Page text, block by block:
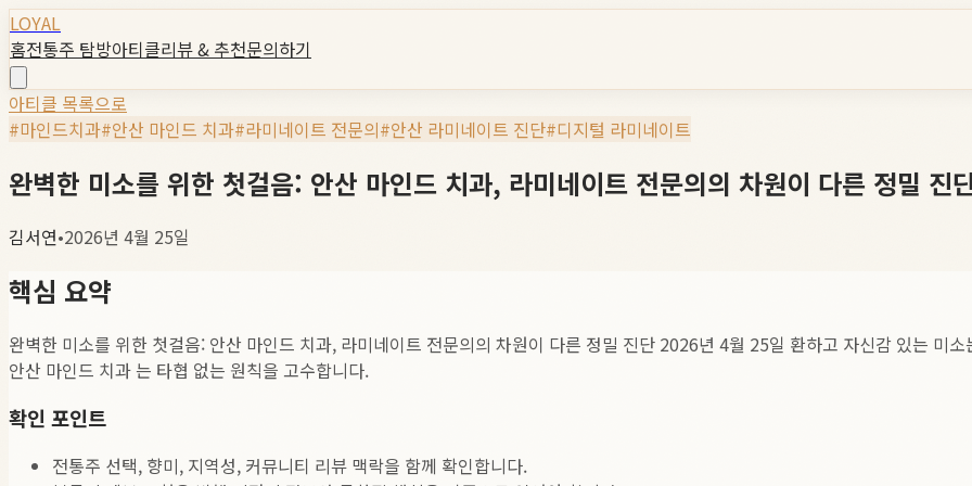
LOYAL
홈전통주 탐방아티클리뷰 & 추천문의하기
아티클 목록으로
#마인드치과#안산 마인드 치과#라미네이트 전문의#안산 라미네이트 진단#디지털 라미네이트
완벽한 미소를 위한 첫걸음: 안산 마인드 치과, 라미네이트 전문의의 차원이 다른 정밀 진
김서연•2026년 4월 25일
핵심 요약
완벽한 미소를 위한 첫걸음: 안산 마인드 치과, 라미네이트 전문의의 차원이 다른 정밀 진단 2026년 4월 25일 환하고 자신감 있는 미
안산 마인드 치과 는 타협 없는 원칙을 고수합니다.
확인 포인트
전통주 선택, 향미, 지역성, 커뮤니티 리뷰 맥락을 함께 확인합니다.